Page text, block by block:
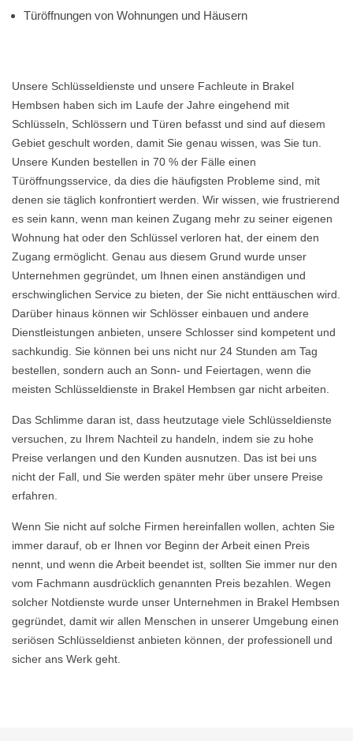
Türöffnungen von Wohnungen und Häusern
Unsere Schlüsseldienste und unsere Fachleute in Brakel
Hembsen haben sich im Laufe der Jahre eingehend mit
Schlüsseln, Schlössern und Türen befasst und sind auf diesem
Gebiet geschult worden, damit Sie genau wissen, was Sie tun.
Unsere Kunden bestellen in 70 % der Fälle einen
Türöffnungsservice, da dies die häufigsten Probleme sind, mit
denen sie täglich konfrontiert werden. Wir wissen, wie frustrierend
es sein kann, wenn man keinen Zugang mehr zu seiner eigenen
Wohnung hat oder den Schlüssel verloren hat, der einem den
Zugang ermöglicht. Genau aus diesem Grund wurde unser
Unternehmen gegründet, um Ihnen einen anständigen und
erschwinglichen Service zu bieten, der Sie nicht enttäuschen wird.
Darüber hinaus können wir Schlösser einbauen und andere
Dienstleistungen anbieten, unsere Schlosser sind kompetent und
sachkundig. Sie können bei uns nicht nur 24 Stunden am Tag
bestellen, sondern auch an Sonn- und Feiertagen, wenn die
meisten Schlüsseldienste in Brakel Hembsen gar nicht arbeiten.
Das Schlimme daran ist, dass heutzutage viele Schlüsseldienste
versuchen, zu Ihrem Nachteil zu handeln, indem sie zu hohe
Preise verlangen und den Kunden ausnutzen. Das ist bei uns
nicht der Fall, und Sie werden später mehr über unsere Preise
erfahren.
Wenn Sie nicht auf solche Firmen hereinfallen wollen, achten Sie
immer darauf, ob er Ihnen vor Beginn der Arbeit einen Preis
nennt, und wenn die Arbeit beendet ist, sollten Sie immer nur den
vom Fachmann ausdrücklich genannten Preis bezahlen. Wegen
solcher Notdienste wurde unser Unternehmen in Brakel Hembsen
gegründet, damit wir allen Menschen in unserer Umgebung einen
seriösen Schlüsseldienst anbieten können, der professionell und
sicher ans Werk geht.